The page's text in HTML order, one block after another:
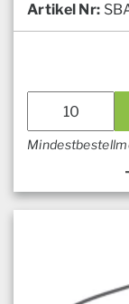
Artikel Nr: